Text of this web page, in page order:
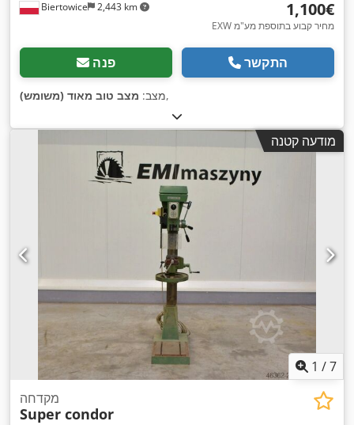
Biertowice 2,443 km ‏1,100 ‏€
EXW מחיר קבוע בתוספת מע"מ
פנה התקשר
מצב: מצב טוב מאוד (משומש) ,
מודעה קטנה
1 /7
מקדחה
Super condor